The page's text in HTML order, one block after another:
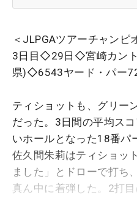
＜JLPGAツアーチャン
3日目◇29日◇宮崎カン
県)◇6543ヤード・パー
ティショットも、グリー
だった。3日間の平均ス
いホールとなった18番パ
佐久間朱莉はティショッ
ました」とドローで打ち
真ん中に着弾した。2打